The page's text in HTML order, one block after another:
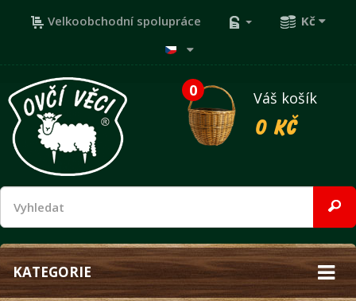
Velkoobchodní spolupráce Kč
0
Váš košík
0 Kč
KATEGORIE